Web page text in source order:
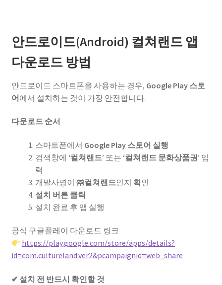
안드로이드(Android) 컬쳐랜드 앱
다운로드 방법
안드로이드 스마트폰을 사용하는 경우, Google Play 스토
어에서 설치하는 것이 가장 안전합니다.
다운로드 순서
스마트폰에서 Google Play 스토어 실행
검색창에 ‘컬쳐랜드’ 또는 ‘컬쳐랜드 문화상품권’ 입
력
개발사명이 ㈜컬쳐랜드인지 확인
설치 버튼 클릭
설치 완료 후 앱 실행
공식 구글플레이 다운로드 링크
https://play.google.com/store/apps/details?
id=com.cultureland.ver2&pcampaignid=web_share
✔ 설치 전 반드시 확인할 것